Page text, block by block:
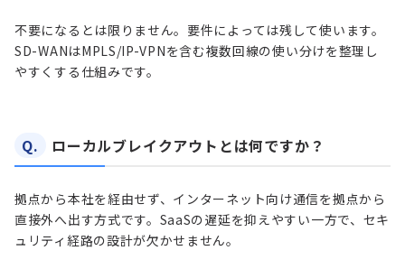
不要になるとは限りません。要件によっては残して使います。
SD-WANはMPLS/IP-VPNを含む複数回線の使い分けを整理し
やすくする仕組みです。
Q. ローカルブレイクアウトとは何ですか？
拠点から本社を経由せず、インターネット向け通信を拠点から
直接外へ出す方式です。SaaSの遅延を抑えやすい一方で、セキ
ュリティ経路の設計が欠かせません。